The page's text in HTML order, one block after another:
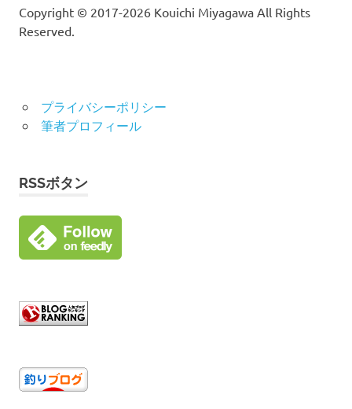
Copyright © 2017-2026 Kouichi Miyagawa All Rights
Reserved.
プライバシーポリシー
筆者プロフィール
RSSボタン